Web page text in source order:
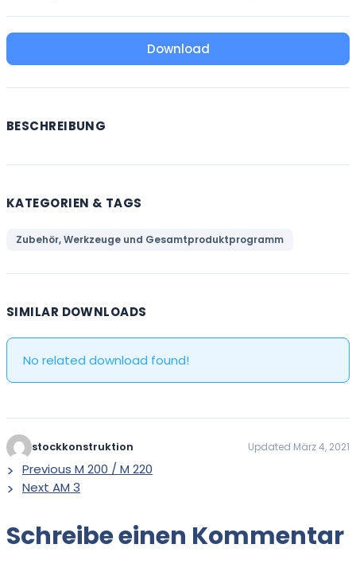
Download
BESCHREIBUNG
KATEGORIEN & TAGS
Zubehör, Werkzeuge und Gesamtproduktprogramm
SIMILAR DOWNLOADS
No related download found!
stockkonstruktion Updated März 4, 2021
Previous M 200 / M 220
Next AM 3
Schreibe einen Kommentar